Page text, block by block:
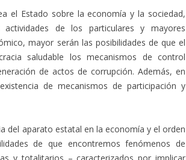
el Estado sobre la economía y la sociedad,
de los particulares y mayores
mayor serán las posibilidades de que el
saludable los mecanismos de control
de actos de corrupción. Además, en
de mecanismos de participación y
del aparato estatal en la economía y el orden
de que encontremos fenómenos de